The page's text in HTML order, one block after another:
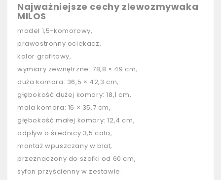
Najważniejsze cechy zlewozmywaka
MILOS
model 1,5-komorowy,
prawostronny ociekacz,
kolor grafitowy,
wymiary zewnętrzne: 78,8 × 49 cm,
duża komora: 36,5 × 42,3 cm,
głębokość dużej komory: 18,1 cm,
mała komora: 16 × 35,7 cm,
głębokość małej komory: 12,4 cm,
odpływ o średnicy 3,5 cala,
montaż wpuszczany w blat,
przeznaczony do szafki od 60 cm,
syfon przyścienny w zestawie.